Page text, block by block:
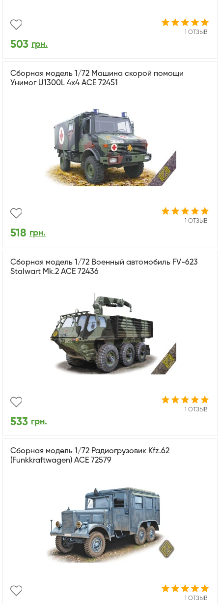
1 ОТЗЫВ
503 грн.
Сборная модель 1/72 Машина скорой помощи
Унимог U1300L 4x4 ACE 72451
1 ОТЗЫВ
518 грн.
Сборная модель 1/72 Военный автомобиль FV-623
Stalwart Mk.2 ACE 72436
1 ОТЗЫВ
533 грн.
Сборная модель 1/72 Радиогрузовик Kfz.62
(Funkkraftwagen) ACE 72579
1 ОТЗЫВ